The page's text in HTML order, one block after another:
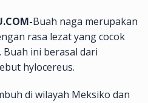
Buah naga merupakan
rasa lezat yang cocok
ini berasal dari
hylocereus.
di wilayah Meksiko dan